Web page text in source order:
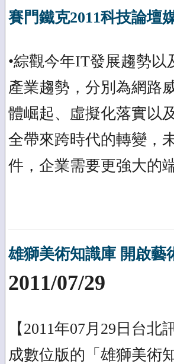
賽門鐵克2011科技論壇
•綜觀今年IT發展趨勢
產業趨勢，分別為網路
體崛起、虛擬化落實以
全帶來跨時代的轉變，
件，企業需要更強大的
雄獅美術知識庫 開啟藝
2011/07/29
【2011年07月29日台
成數位版的「雄獅美術